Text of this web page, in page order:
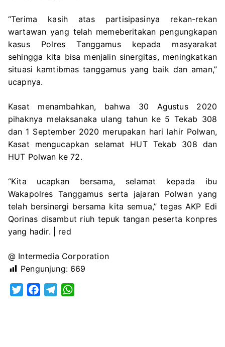
“Terima kasih atas partisipasinya rekan-rekan
wartawan yang telah memeberitakan pengungkapan
kasus Polres Tanggamus kepada masyarakat
sehingga kita bisa menjalin sinergitas, meningkatkan
situasi kamtibmas tanggamus yang baik dan aman,”
ucapnya.
Kasat menambahkan, bahwa 30 Agustus 2020
pihaknya melaksanaka ulang tahun ke 5 Tekab 308
dan 1 September 2020 merupakan hari lahir Polwan,
Kasat mengucapkan selamat HUT Tekab 308 dan
HUT Polwan ke 72.
“Kita ucapkan bersama, selamat kepada ibu
Wakapolres Tanggamus serta jajaran Polwan yang
telah bersinergi bersama kita semua,” tegas AKP Edi
Qorinas disambut riuh tepuk tangan peserta konpres
yang hadir. | red
@ Intermedia Corporation
Pengunjung: 669